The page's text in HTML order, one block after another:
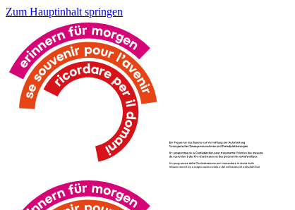
Zum Hauptinhalt springen